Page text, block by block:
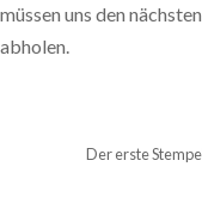
müssen uns den
abholen.
Der erste